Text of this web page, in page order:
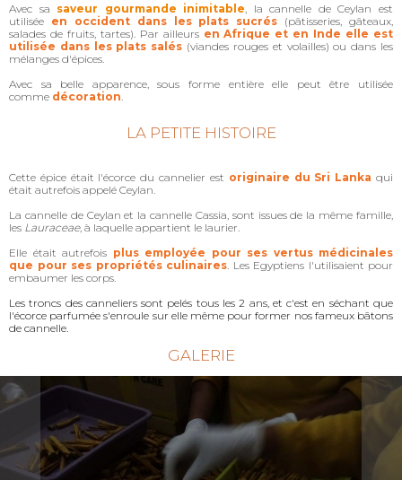
Avec sa saveur gourmande inimitable , la cannelle de Ceylan est
utilisée en occident dans les plats sucrés (pâtisseries, gâteaux,
salades de fruits, tartes). Par ailleurs en Afrique et en Inde elle est
utilisée dans les plats salés (viandes rouges et volailles) ou dans les
mélanges d'épices.
Avec sa belle apparence, sous forme entière elle peut être utilisée
comme décoration
LA PETITE HISTOIRE
Cette épice était l'écorce du cannelier est originaire du Sri Lanka qui
était autrefois appelé Ceylan.
La cannelle de Ceylan et la cannelle Cassia, sont issues de la même famille,
les Lauraceae, à laquelle appartient le laurier.
Elle était autrefois plus employée pour ses vertus médicinales
que pour ses propriétés culinaires . Les Egyptiens l'utilisaient pour
embaumer les corps.
Les troncs des canneliers sont pelés tous les 2 ans, et c'est en séchant que
l'écorce parfumée s'enroule sur elle même pour former nos fameux bâtons
de cannelle.
GALERIE